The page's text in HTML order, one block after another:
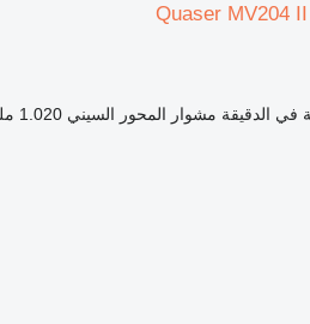
Quaser MV204
مشوار المحور السيني 1.020 ملم